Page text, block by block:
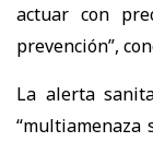
actuar con
prevención”,
La alerta
“multiamenaza